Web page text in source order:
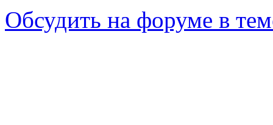
Обсудить на форуме в